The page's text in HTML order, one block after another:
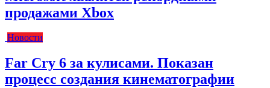
продажами Xbox
Новости
Far Cry 6 за кулисами. Показан
процесс создания кинематографии